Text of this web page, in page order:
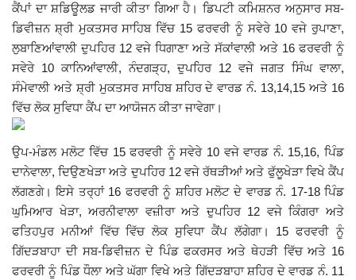
Railway Time Table
Lambi
Sri Muktsar Sahib News
Punjab
Life & Style
Important
Contact Us
ਕੈਂਪਾਂ ਦਾ ਸ਼ਡਿਊਲਡ ਜਾਰੀ ਕੀਤਾ ਗਿਆ ਹੈ। ਡਿਪਟੀ ਕਮਿਸ਼ਨਰ ਅਨੁਸਾਰ ਸਬ-
ਡਿਵੀਜ਼ਨ ਸ਼੍ਰੀ ਮੁਕਤਸਰ ਸਾਹਿਬ ਵਿੱਚ 15 ਫਰਵਰੀ ਨੂੰ ਸਵੇਰੇ 10 ਵਜੇ ਰੁਪਾਣਾ,
ਲੁਬਾਣਿਆਂਵਾਲੀ ਦੁਪਹਿਰ 12 ਵਜੇ ਧਿਗਾਣਾ ਅਤੇ ਸੱਕਾਂਵਾਲੀ ਅਤੇ 16 ਫਰਵਰੀ ਨੂੰ
ਸਵੇਰੇ 10 ਕਾਨਿਆਂਵਾਲੀ, ਨੰਦਗੜ੍ਹ, ਦੁਪਹਿਰ 12 ਵਜੇ ਜਗਤ ਸਿੰਘ ਵਾਲਾ,
ਸੰਮੇਵਾਲੀ ਅਤੇ ਸ਼੍ਰੀ ਮੁਕਤਸਰ ਸਾਹਿਬ ਸ਼ਹਿਰ ਦੇ ਵਾਰਡ ਨੰ. 13,14,15 ਅਤੇ 16
ਵਿੱਚ ਲੋਕ ਸੁਵਿਧਾ ਕੈਂਪ ਦਾ ਆਯੋਜਨ ਕੀਤਾ ਜਾਵੇਗਾ।
ਉਪ-ਮੰਡਲ ਮਲੋਟ ਵਿੱਚ 15 ਫਰਵਰੀ ਨੂੰ ਸਵੇਰੇ 10 ਵਜੇ ਵਾਰਡ ਨੰ. 15,16, ਪਿੰਡ
ਦਾਨੇਵਾਲਾ, ਦਿਉਣਖੇੜਾ ਅਤੇ ਦੁਪਹਿਰ 12 ਵਜੇ ਰੱਥੜੀਆਂ ਅਤੇ ਫੁੱਲੂਖੇੜਾ ਵਿਖੇ ਕੈਂਪ
ਲੱਗਣਗੇ। ਇਸੇ ਤਰ੍ਹਾਂ 16 ਫਰਵਰੀ ਨੂੰ ਸ਼ਹਿਰ ਮਲੋਟ ਦੇ ਵਾਰਡ ਨੰ. 17-18 ਪਿੰਡ
ਘੁਮਿਆਰ ਖੇੜਾ, ਅਰਨੀਵਾਲਾ ਵਜ਼ੀਰਾ ਅਤੇ ਦੁਪਹਿਰ 12 ਵਜੇ ਕਿੰਗਰਾ ਅਤੇ
ਫਤਿਹਪੁਰ ਮਨੀਆਂ ਵਿੱਚ ਵਿੱਚ ਲੋਕ ਸੁਵਿਧਾ ਕੈਂਪ ਲੱਗੇਗਾ। 15 ਫਰਵਰੀ ਨੂੰ
ਗਿੱਦੜਬਾਹਾ ਦੀ ਸਬ-ਡਿਵੀਜ਼ਨ ਦੇ ਪਿੰਡ ਫਕਰਸਰ ਅਤੇ ਥੇਹੜੀ ਵਿੱਚ ਅਤੇ 16
ਫਰਵਰੀਨੂੰ ਪਿੰਡ ਧੌਲਾ ਅਤੇ ਘੱਗਾ ਵਿਖੇ ਅਤੇ ਗਿੱਦੜਬਾਹਾ ਸ਼ਹਿਰ ਦੇ ਵਾਰਡ ਨੰ. 11